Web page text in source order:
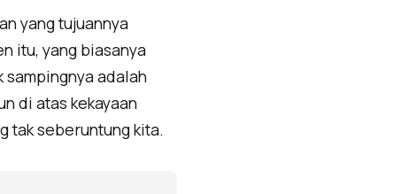
yang tujuannya
itu, yang biasanya
adalah
di atas kekayaan
tak seberuntung kita.